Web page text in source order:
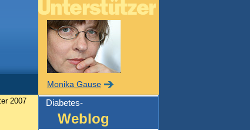
2007
Monika Gause
Diabetes-
Weblog